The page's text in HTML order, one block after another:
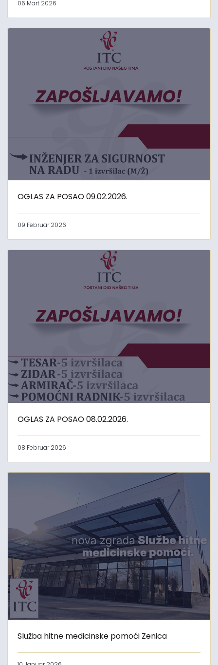
06 Mart 2026
OGLAS ZA POSAO 09.02.2026.
09 Februar 2026
OGLAS ZA POSAO 08.02.2026.
08 Februar 2026
Služba hitne medicinske pomoći Zenica